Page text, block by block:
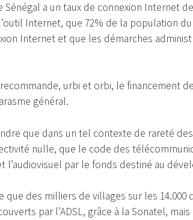
a un taux de connexion Internet
Internet, que 72% de la population
Internet et que les démarches
urbi et orbi, le financement
général.
que dans un tel contexte de rareté
nulle, que le code des
l’audiovisuel par le fonds destiné au
que des milliers de villages sur les
par l’ADSL, grâce à la Sonatel,